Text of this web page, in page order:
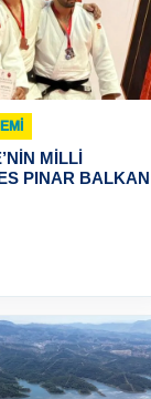
MİLLİ
PINAR BALKAN